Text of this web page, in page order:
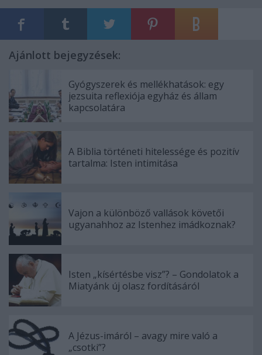
Ajánlott bejegyzések:
Gyógyszerek és mellékhatások: egy
jezsuita reflexiója egyház és állam
kapcsolatára
A Biblia történeti hitelessége és pozitív
tartalma: Isten intimitása
Vajon a különböző vallások követői
ugyanahhoz az Istenhez imádkoznak?
Isten „kísértésbe visz”? – Gondolatok a
Miatyánk új olasz fordításáról
A Jézus-imáról – avagy mire való a
„csotki”?